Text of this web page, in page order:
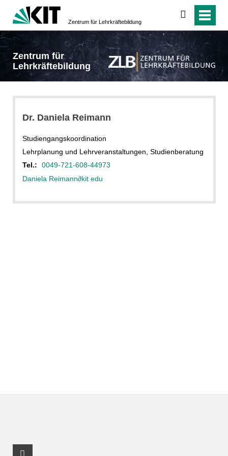
Zentrum für Lehrkräftebildung
suchen
Zentrum für
Lehrkräftebildung
Dr. Daniela Reimann
Studiengangskoordination
Lehrplanung und Lehrveranstaltungen, Studienberatung
Tel.:
0049-721-608-44973
Daniela Reimann∂kit edu